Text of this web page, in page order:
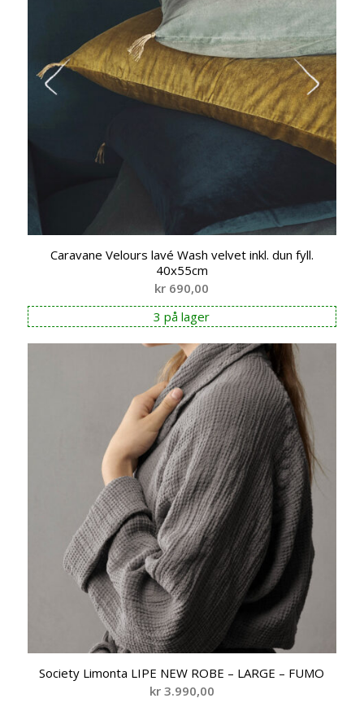
Caravane Velours lavé Wash velvet inkl. dun fyll.
40x55cm
kr 690,00
3 på lager
Society Limonta LIPE NEW ROBE – LARGE – FUMO
kr3.990,00